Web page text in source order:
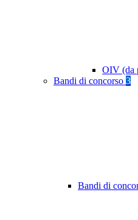
OIV (da
Bandi di concorso 3
Bandi di